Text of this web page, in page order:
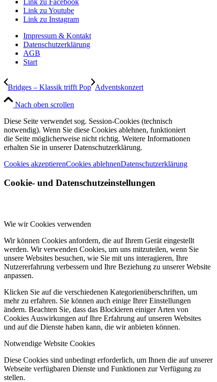
Link zu Facebook
Link zu Youtube
Link zu Instagram
Impressum & Kontakt
Datenschutzerklärung
AGB
Start
Bridges – Klassik trifft Pop Adventskonzert
Nach oben scrollen
Diese Seite verwendet sog. Session-Cookies (technisch
notwendig). Wenn Sie diese Cookies ablehnen, funktioniert
die Seite möglicherweise nicht richtig. Weitere Informationen
erhalten Sie in unserer Datenschutzerklärung.
Cookies akzeptierenCookies ablehnenDatenschutzerklärung
Cookie- und Datenschutzeinstellungen
Wie wir Cookies verwenden
Wir können Cookies anfordern, die auf Ihrem Gerät eingestellt
werden. Wir verwenden Cookies, um uns mitzuteilen, wenn Sie
unsere Websites besuchen, wie Sie mit uns interagieren, Ihre
Nutzererfahrung verbessern und Ihre Beziehung zu unserer Website
anpassen.
Klicken Sie auf die verschiedenen Kategorienüberschriften, um
mehr zu erfahren. Sie können auch einige Ihrer Einstellungen
ändern. Beachten Sie, dass das Blockieren einiger Arten von
Cookies Auswirkungen auf Ihre Erfahrung auf unseren Websites
und auf die Dienste haben kann, die wir anbieten können.
Notwendige Website Cookies
Diese Cookies sind unbedingt erforderlich, um Ihnen die auf unserer
Webseite verfügbaren Dienste und Funktionen zur Verfügung zu
stellen.